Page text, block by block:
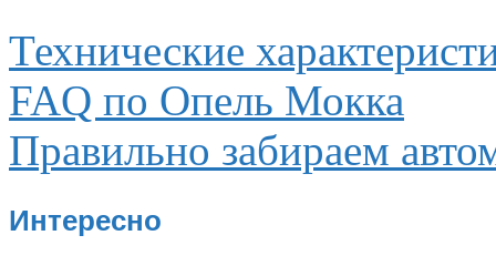
Технические
FAQ по Опель Мокка
Правильно забираем
Интересно